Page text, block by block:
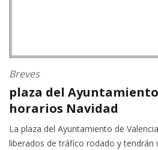
Breves
plaza del
horarios Navidad
La plaza del Ayuntamiento de
liberados de tráfico rodado y tendrán